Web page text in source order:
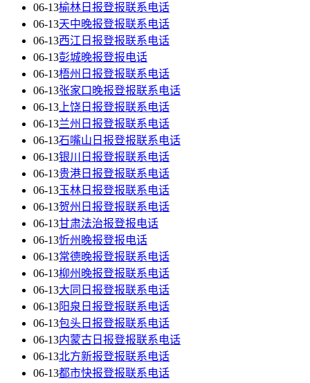
06-13榆林日报登报联系电话
06-13天中晚报登报联系电话
06-13西江日报登报联系电话
06-13彭城晚报登报电话
06-13梧州日报登报联系电话
06-13张家口晚报登报联系电话
06-13 上饶日报登报联系电话
06-13兰州日报登报联系电话
06-13石嘴山日报登报联系电话
06-13银川日报登报联系电话
06-13贵港日报登报联系电话
06-13玉林日报登报联系电话
06-13贺州日报登报联系电话
06-13甘肃法治报登报电话
06-13忻州晚报登报电话
06-13常德晚报登报联系电话
06-13柳州晚报登报联系电话
06-13大同日报登报联系电话
06-13阳泉日报登报联系电话
06-13包头日报登报联系电话
06-13内蒙古日报登报联系电话
06-13北方新报登报联系电话
06-13都市快报登报联系电话